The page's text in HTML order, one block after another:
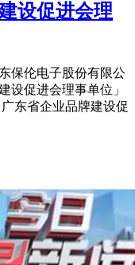
设促进会理
保伦电子股份有限公
设促进会理事单位」
东省企业品牌建设促